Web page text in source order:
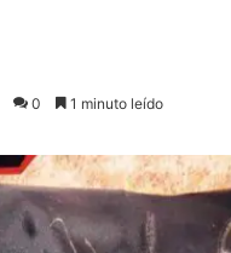
0 1 minuto leído